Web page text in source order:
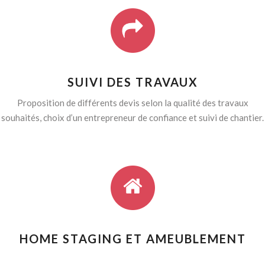
SUIVI DES TRAVAUX
Proposition de différents devis selon la qualité des travaux
souhaités, choix d’un entrepreneur de confiance et suivi de chantier.
HOME STAGING ET AMEUBLEMENT